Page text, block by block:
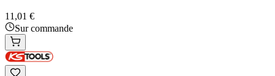
11,01 €
Sur commande